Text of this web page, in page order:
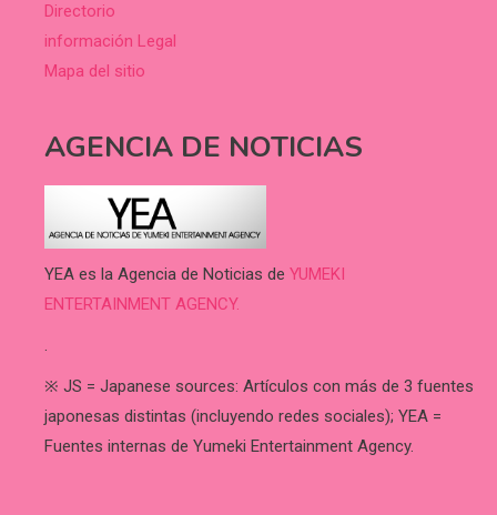
Directorio
información Legal
Mapa del sitio
AGENCIA DE NOTICIAS
YEA es la Agencia de Noticias de YUMEKI
ENTERTAINMENT AGENCY.
.
※ JS = Japanese sources: Artículos con más de 3 fuentes
japonesas distintas (incluyendo redes sociales); YEA =
Fuentes internas de Yumeki Entertainment Agency.